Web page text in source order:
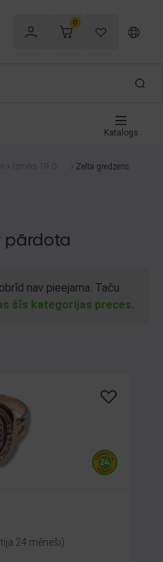
0
Katalogs
Izmērs 19.0-1
Zelta gredzens
pārdota
nav pieejama. Taču
šīs kategorijas preces.
24 mēneši)